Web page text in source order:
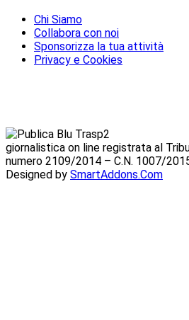
Chi Siamo
Collabora con noi
Sponsorizza la tua attività
Privacy e Cookies
giornalistica on line registrata al
numero 2109/2014 – C.N. 1007/
Designed by SmartAddons.Com